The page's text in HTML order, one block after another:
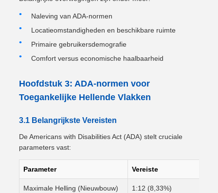
Naleving van ADA-normen
Locatieomstandigheden en beschikbare ruimte
Primaire gebruikersdemografie
Comfort versus economische haalbaarheid
Hoofdstuk 3: ADA-normen voor
Toegankelijke Hellende Vlakken
3.1 Belangrijkste Vereisten
De Americans with Disabilities Act (ADA) stelt cruciale
parameters vast:
Parameter Vereiste
Maximale Helling (Nieuwbouw) 1:12 (8,33%)